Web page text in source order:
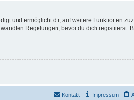
und ermöglicht dir, auf weitere Funktionen
Regelungen, bevor du dich registrierst.
Impressum
Kontakt